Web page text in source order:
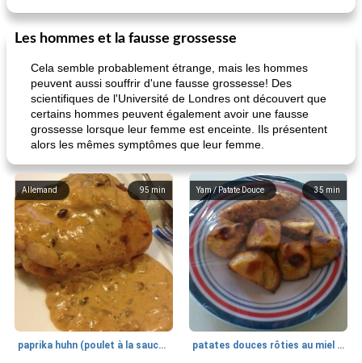
Les hommes et la fausse grossesse
Cela semble probablement étrange, mais les hommes
peuvent aussi souffrir d'une fausse grossesse! Des
scientifiques de l'Université de Londres ont découvert que
certains hommes peuvent également avoir une fausse
grossesse lorsque leur femme est enceinte. Ils présentent
alors les mêmes symptômes que leur femme.
95 min
Allemand
paprika huhn (poulet à la sauce paprika).
35 min
Yam / Patate Douce
patates douces rôties au miel / kumara